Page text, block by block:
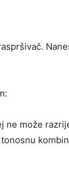
ne može